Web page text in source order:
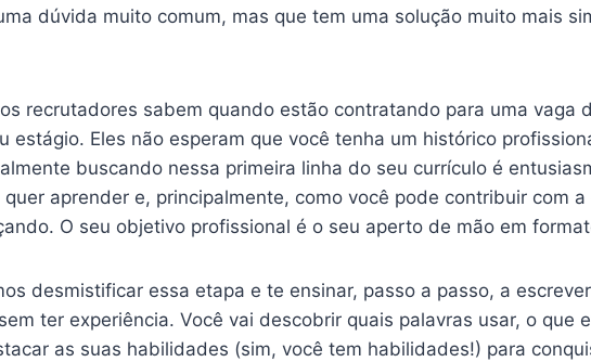
dúvida muito comum, mas que tem uma solução muito mais
recrutadores sabem quando estão contratando para uma vaga
estágio. Eles não esperam que você tenha um histórico
buscando nessa primeira linha do seu currículo é
aprender e, principalmente, como você pode contribuir com a
O seu objetivo profissional é o seu aperto de mão em
desmistificar essa etapa e te ensinar, passo a passo, a
ter experiência. Você vai descobrir quais palavras usar, o que
as suas habilidades (sim, você tem habilidades!) para